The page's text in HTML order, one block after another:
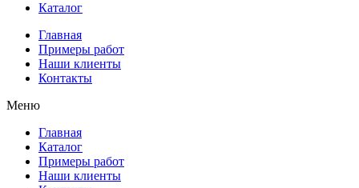
Каталог
Главная
Примеры работ
Наши клиенты
Контакты
Меню
Главная
Каталог
Примеры работ
Наши клиенты